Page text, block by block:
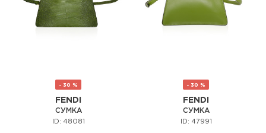
- 30 %
FENDI
СУМКА
ID: 48081
- 30 %
FENDI
СУМКА
ID: 47991